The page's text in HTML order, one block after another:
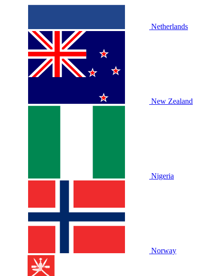
Netherlands
New Zealand
Nigeria
Norway